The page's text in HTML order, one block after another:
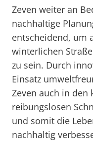
Zeven weiter an
nachhaltige
entscheidend, um
winterlichen
zu sein. Durch
Einsatz
Zeven auch in den
reibungslosen
und somit die
nachhaltig